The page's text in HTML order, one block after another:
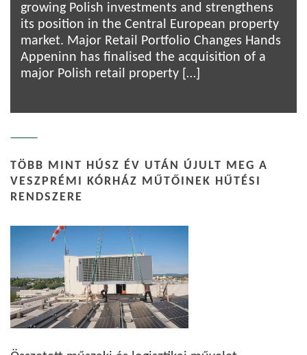
growing Polish investments and strengthens
its position in the Central European property
market. Major Retail Portfolio Changes Hands
Appeninn has finalised the acquisition of a
major Polish retail property […]
TÖBB MINT HÚSZ ÉV UTÁN ÚJULT MEG A
VESZPRÉMI KÓRHÁZ MŰTŐINEK HŰTÉSI
RENDSZERE